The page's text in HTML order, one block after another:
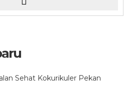
Sehat Kokurikuler Pekan